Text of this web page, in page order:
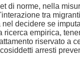
di norme, nella
tra
decidere se
empirica,
riservato a
arresti